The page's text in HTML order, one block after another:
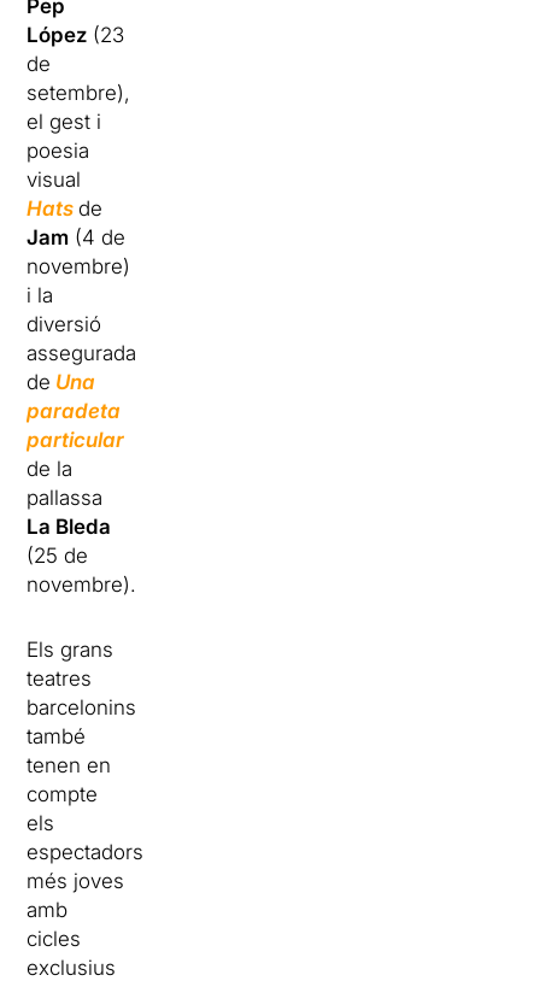
Pep
López (23
de
setembre),
el gest i
poesia
visual
Hatsde
Jam (4 de
novembre)
i la
diversió
assegurada
de Una
paradeta
particular
de la
pallassa
La Bleda
(25 de
novembre).
Els grans
teatres
barcelonins
també
tenen en
compte
els
espectadors
més joves
amb
cicles
exclusius